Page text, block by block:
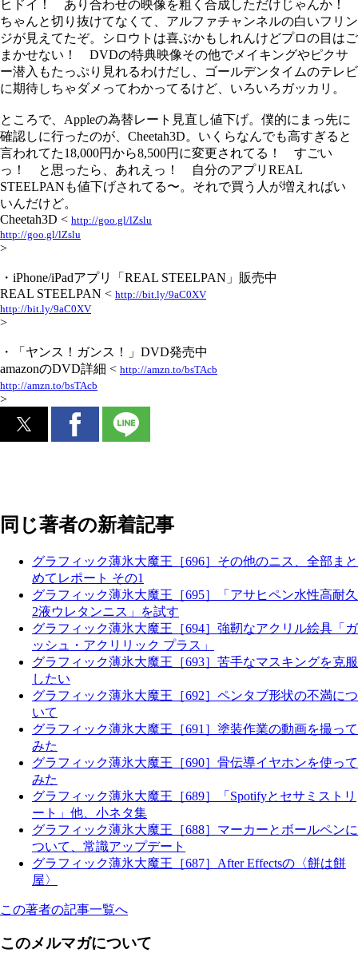
ヒドイ！ あり合わせの映像を粗く合成しただけじゃんか！
ちゃんと切り抜けてなくて、アルファチャンネルの白いフリン
ジが見えてたぞ。シロウトは喜ぶかもしれんけどプロの目はご
まかせない！ DVDの特典映像その他でメイキングやピクサ
ー潜入もたっぷり見れるわけだし、ゴールデンタイムのテレビ
に期待しちゃダメってわかってるけど、いろいろガッカリ。
ところで、Appleの為替レート見直し値下げ。僕的にまっ先に
確認しに行ったのが、Cheetah3D。いくらなんでも高すぎると
言われてた18,000円から8,500円に変更されてる！ すごい
っ！ と思ったら、あれえっ！ 自分のアプリREAL
STEELPANも値下げされてる〜。それで買う人が増えればい
いんだけど。
Cheetah3D < http://goo.gl/lZslu
http://goo.gl/lZslu
>
・iPhone/iPadアプリ「REAL STEELPAN」販売中
REAL STEELPAN < http://bit.ly/9aC0XV
http://bit.ly/9aC0XV
>
・「ヤンス！ガンス！」DVD発売中
amazonのDVD詳細 < http://amzn.to/bsTAcb
http://amzn.to/bsTAcb
>
同じ著者の新着記事
グラフィック薄氷大魔王［696］その他のニス、全部まと
めてレポート その1
グラフィック薄氷大魔王［695］「アサヒペン水性高耐久
2液ウレタンニス」を試す
グラフィック薄氷大魔王［694］強靭なアクリル絵具「ガ
ッシュ・アクリリック プラス」
グラフィック薄氷大魔王［693］苦手なマスキングを克服
したい
グラフィック薄氷大魔王［692］ペンタブ形状の不満につ
いて
グラフィック薄氷大魔王［691］塗装作業の動画を撮って
みた
グラフィック薄氷大魔王［690］骨伝導イヤホンを使って
みた
グラフィック薄氷大魔王［689］「Spotifyとセサミストリ
ート」他、小ネタ集
グラフィック薄氷大魔王［688］マーカーとボールペンに
ついて、常識アップデート
グラフィック薄氷大魔王［687］After Effectsの〈餅は餅
屋〉
この著者の記事一覧へ
このメルマガについて